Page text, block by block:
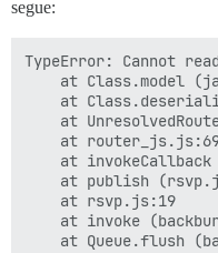
segue:
TypeError: Cannot
at Class.model
at
at
at
at invokeCallback
at publish
    at rsvp.js:19
at invoke
at Queue.flush